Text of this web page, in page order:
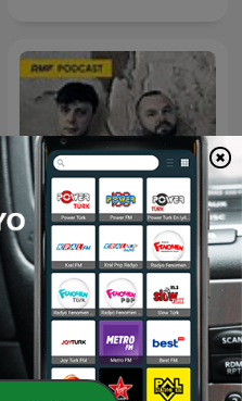
Sceny zbrodni